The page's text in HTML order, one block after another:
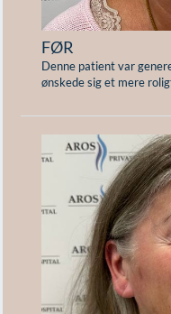
FØR
Denne patient var
ønskede sig et mere